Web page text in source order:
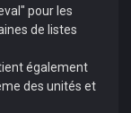
pour les
de listes
également
des unités et